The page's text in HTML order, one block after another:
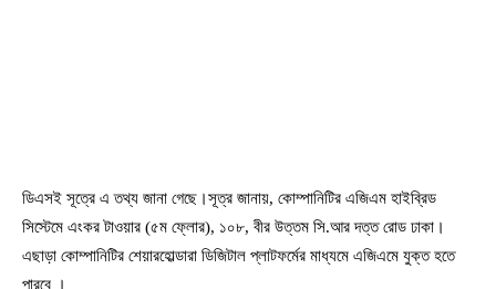
ডিএসই সূত্রে এ তথ্য জানা গেছে।সূত্র জানায়, কোম্পানিটির এজিএম হাইব্রিড
সিস্টেমে এংকর টাওয়ার (৫ম ফ্লোর), ১০৮, বীর উত্তম সি.আর দত্ত রোড ঢাকা।
এছাড়া কোম্পানিটির শেয়ারহোল্ডারা ডিজিটাল প্লাটফর্মের মাধ্যমে এজিএমে যুক্ত হতে
পারবে ।